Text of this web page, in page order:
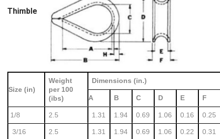
Thimble
Size (in)
Weight
per 100
(ibs)
Dimensions (in.)
A B C D E F
1/8 2.5 1.31 1.94 0.69 1.06 0.16 0.25
3/16 2.5 1.31 1.94 0.69 1.06 0.22 0.31